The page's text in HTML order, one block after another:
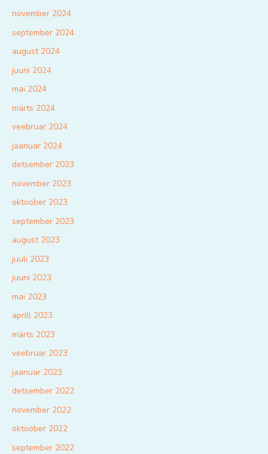
november 2024
september 2024
august 2024
juuni 2024
mai 2024
märts 2024
veebruar 2024
jaanuar 2024
detsember 2023
november 2023
oktoober 2023
september 2023
august 2023
juuli 2023
juuni 2023
mai 2023
aprill 2023
märts 2023
veebruar 2023
jaanuar 2023
detsember 2022
november 2022
oktoober 2022
september 2022